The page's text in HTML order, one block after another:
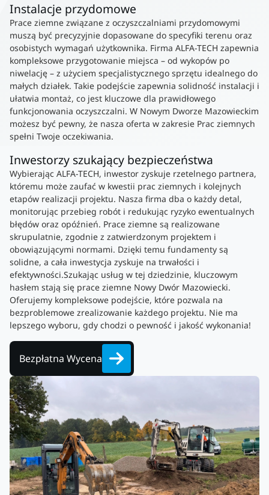
Instalacje przydomowe
Prace ziemne związane z oczyszczalniami przydomowymi
muszą być precyzyjnie dopasowane do specyfiki terenu oraz
osobistych wymagań użytkownika. Firma ALFA-TECH zapewnia
kompleksowe przygotowanie miejsca – od wykopów po
niwelację – z użyciem specjalistycznego sprzętu idealnego do
małych działek. Takie podejście zapewnia solidność instalacji i
ułatwia montaż, co jest kluczowe dla prawidłowego
funkcjonowania oczyszczalni. W Nowym Dworze Mazowieckim
możesz być pewny, że nasza oferta w zakresie Prac ziemnych
spełni Twoje oczekiwania.
Inwestorzy szukający bezpieczeństwa
Wybierając ALFA-TECH, inwestor zyskuje rzetelnego partnera,
któremu może zaufać w kwestii prac ziemnych i kolejnych
etapów realizacji projektu. Nasza firma dba o każdy detal,
monitorując przebieg robót i redukując ryzyko ewentualnych
błędów oraz opóźnień. Prace ziemne są realizowane
skrupulatnie, zgodnie z zatwierdzonym projektem i
obowiązującymi normami. Dzięki temu fundamenty są
solidne, a cała inwestycja zyskuje na trwałości i
efektywności.Szukając usług w tej dziedzinie, kluczowym
hasłem stają się prace ziemne Nowy Dwór Mazowiecki.
Oferujemy kompleksowe podejście, które pozwala na
bezproblemowe zrealizowanie każdego projektu. Nie ma
lepszego wyboru, gdy chodzi o pewność i jakość wykonania!
Bezpłatna Wycena